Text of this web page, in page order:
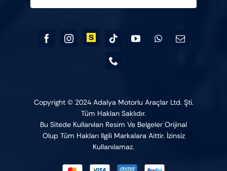
Copyright © 2024 Adalya Motorlu Araçlar Ltd. Şti.
Tüm Hakları Saklıdır.
Bu Sitede Kullanılan Resim Ve Belgeler Orijinal
Olup Tüm Hakları Ilgili Markalara Aittir. İzinsiz
Kullanılamaz.